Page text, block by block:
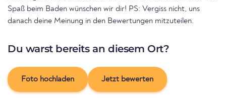
Spaß beim Baden wünschen wir dir! PS: Vergiss nicht, uns
danach deine Meinung in den Bewertungen mitzuteilen.
Du warst bereits an diesem Ort?
Foto hochladen Jetzt bewerten